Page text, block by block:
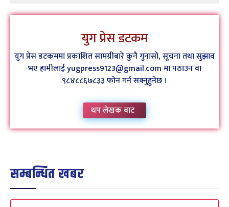
युग प्रेस डटकम
युग प्रेस डटकममा प्रकाशित सामग्रीबारे कुनै गुनासो, सूचना तथा सुझाव
भए हामीलाई yugpress9123@gmail.com मा पठाउन वा
९८४८८६७८३३ फोन गर्न सक्नुहुनेछ ।
थप लेखक बाट
सम्बन्धित खबर